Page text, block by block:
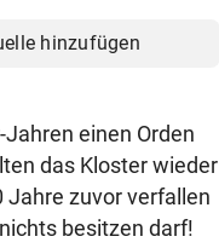
hinzufügen
einen Orden
das Kloster wieder
Jahre zuvor verfallen
besitzen darf!